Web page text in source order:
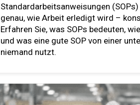
Standardarbeitsanweisungen
genau, wie Arbeit erledigt wird –
Erfahren Sie, was SOPs bedeuten,
und was eine gute SOP von einer
niemand nutzt.